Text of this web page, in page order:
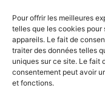
Pour offrir les meilleures
telles que les cookies
appareils. Le fait de
traiter des données telles
uniques sur ce site. Le fait
consentement peut avoir
et fonctions.